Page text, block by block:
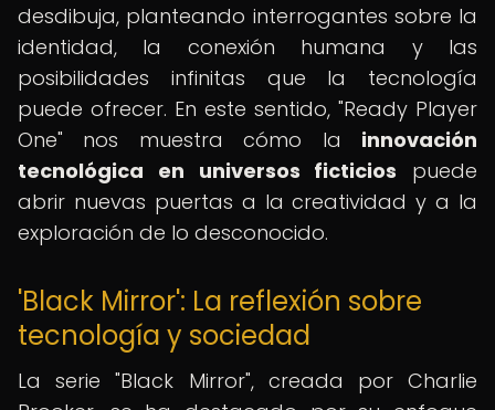
desdibuja, planteando interrogantes sobre la
identidad, la conexión humana y las
posibilidades infinitas que la tecnología
puede ofrecer. En este sentido, "Ready Player
One" nos muestra cómo la innovación
tecnológica en universos ficticios puede
abrir nuevas puertas a la creatividad y a la
exploración de lo desconocido.
'Black Mirror': La reflexión sobre
tecnología y sociedad
La serie "Black Mirror", creada por Charlie